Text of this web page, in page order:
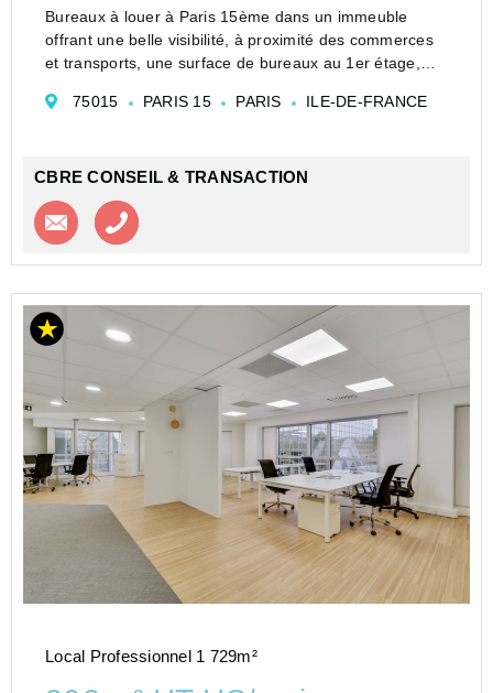
Bureaux à louer à Paris 15ème dans un immeuble
offrant une belle visibilité, à proximité des commerces
et transports, une surface de bureaux au 1er étage,
bénéficiant de dix emplacements de parking au
75015 PARIS 15 PARIS ILE-DE-FRANCE
CBRE CONSEIL & TRANSACTION
Contacter l'agence
Local Professionnel 1 729m²